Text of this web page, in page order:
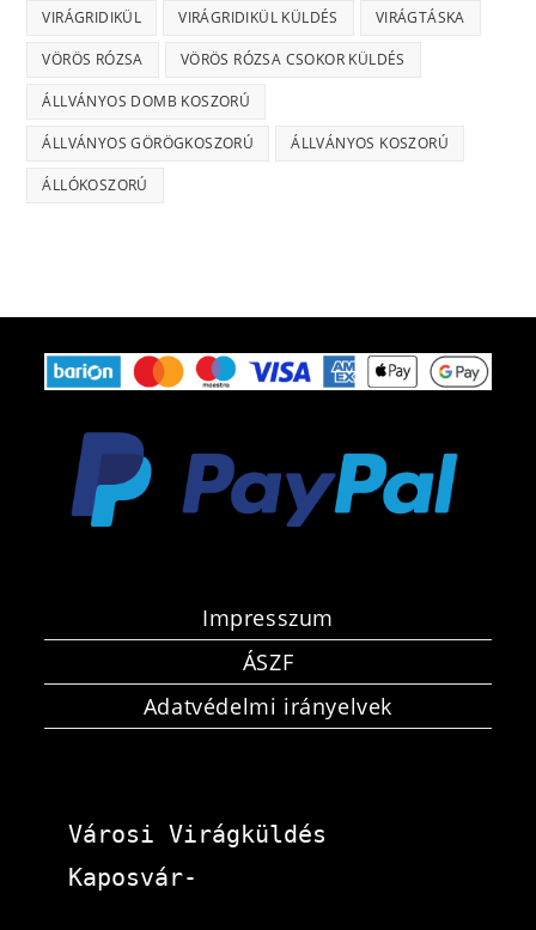
VIRÁGRIDIKÜL VIRÁGRIDIKÜL KÜLDÉS VIRÁGTÁSKA
VÖRÖS RÓZSA VÖRÖS RÓZSA CSOKOR KÜLDÉS
ÁLLVÁNYOS DOMB KOSZORÚ
ÁLLVÁNYOS GÖRÖGKOSZORÚ ÁLLVÁNYOS KOSZORÚ
ÁLLÓKOSZORÚ
Impresszum
ÁSZF
Adatvédelmi irányelvek
Városi Virágküldés
Kaposvár-